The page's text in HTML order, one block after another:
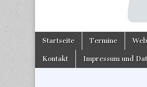
Main
Skip
content
Startseite Termine
Kontakt Impressum und